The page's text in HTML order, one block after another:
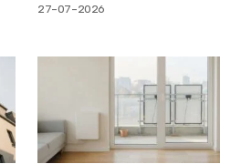
27-07-2026